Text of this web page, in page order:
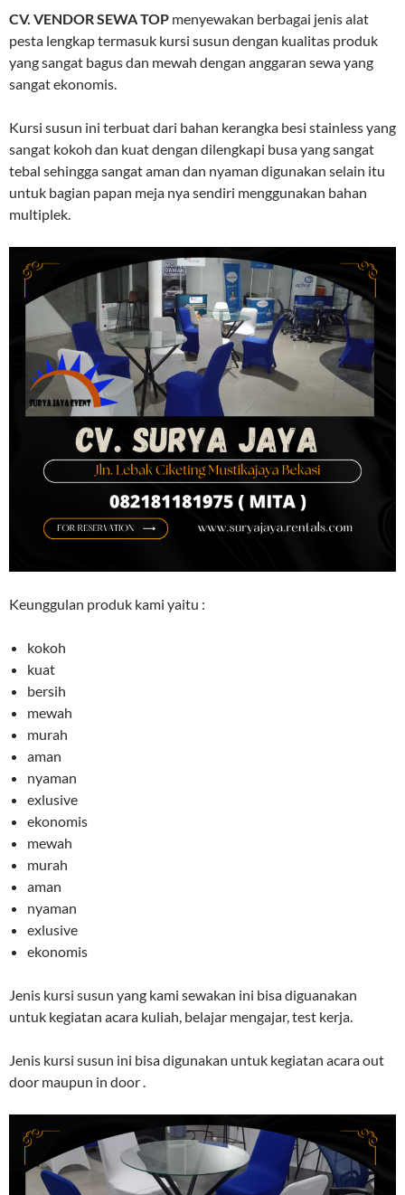
CV. VENDOR SEWA TOP menyewakan berbagai jenis alat
pesta lengkap termasuk kursi susun dengan kualitas produk
yang sangat bagus dan mewah dengan anggaran sewa yang
sangat ekonomis.
Kursi susun ini terbuat dari bahan kerangka besi stainless yang
sangat kokoh dan kuat dengan dilengkapi busa yang sangat
tebal sehingga sangat aman dan nyaman digunakan selain itu
untuk bagian papan meja nya sendiri menggunakan bahan
multiplek.
Keunggulan produk kami yaitu :
kokoh
kuat
bersih
mewah
murah
aman
nyaman
exlusive
ekonomis
mewah
murah
aman
nyaman
exlusive
ekonomis
Jenis kursi susun yang kami sewakan ini bisa diguanakan
untuk kegiatan acara kuliah, belajar mengajar, test kerja.
Jenis kursi susun ini bisa digunakan untuk kegiatan acara out
door maupun in door .